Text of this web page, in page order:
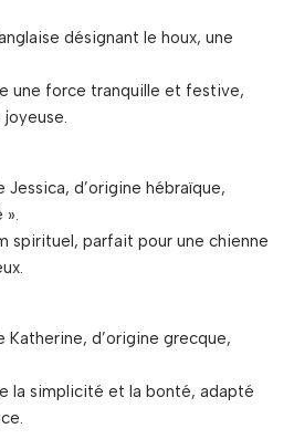
désignant le houx, une
une force tranquille et festive,
d’origine hébraïque,
».
spirituel, parfait pour une chienne
Katherine, d’origine grecque,
la simplicité et la bonté, adapté